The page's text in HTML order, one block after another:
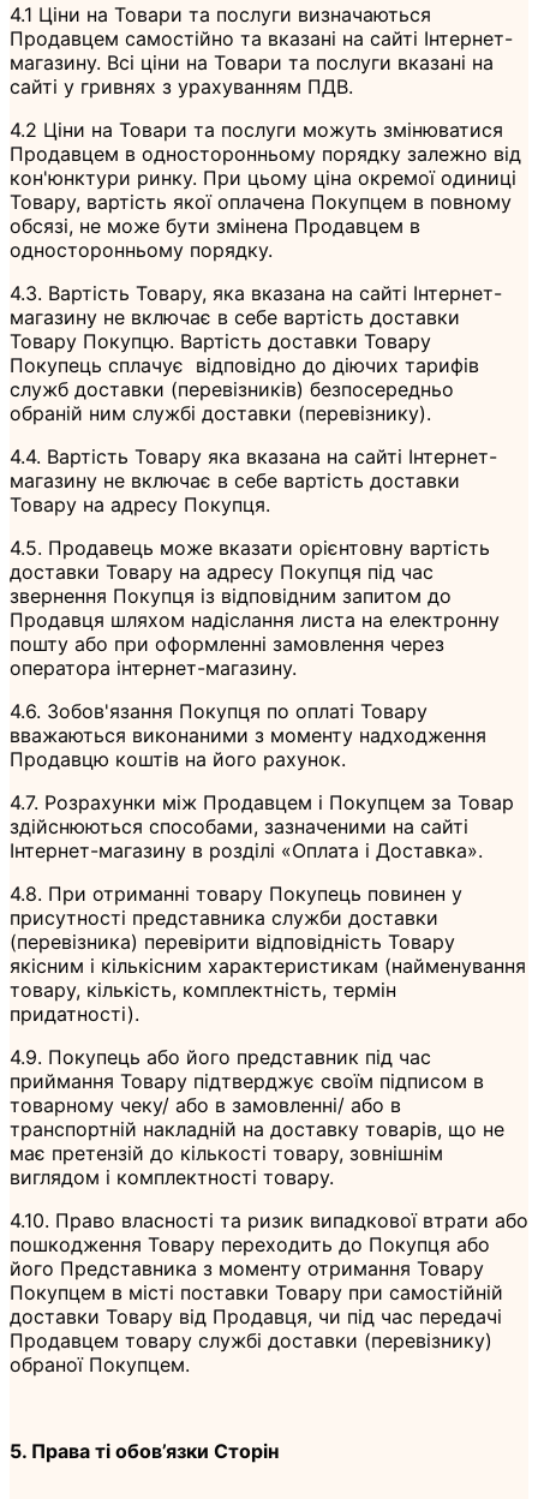
4.1 Ціни на Товари та послуги визначаються
Продавцем самостійно та вказані на сайті Інтернет-
магазину. Всі ціни на Товари та послуги вказані на
сайті у гривнях з урахуванням ПДВ.
4.2 Ціни на Товари та послуги можуть змінюватися
Продавцем в односторонньому порядку залежно від
кон'юнктури ринку. При цьому ціна окремої одиниці
Товару, вартість якої оплачена Покупцем в повному
обсязі, не може бути змінена Продавцем в
односторонньому порядку.
4.3. Вартість Товару, яка вказана на сайті Інтернет-
магазину не включає в себе вартість доставки
Товару Покупцю. Вартість доставки Товару
Покупець сплачує відповідно до діючих тарифів
служб доставки (перевізників) безпосередньо
обраній ним службі доставки (перевізнику).
4.4. Вартість Товару яка вказана на сайті Інтернет-
магазину не включає в себе вартість доставки
Товару на адресу Покупця.
4.5. Продавець може вказати орієнтовну вартість
доставки Товару на адресу Покупця під час
звернення Покупця із відповідним запитом до
Продавця шляхом надіслання листа на електронну
пошту або при оформленні замовлення через
оператора інтернет-магазину.
4.6. Зобов'язання Покупця по оплаті Товару
вважаються виконаними з моменту надходження
Продавцю коштів на його рахунок.
4.7. Розрахунки між Продавцем і Покупцем за Товар
здійснюються способами, зазначеними на сайті
Інтернет-магазину в розділі «Оплата і Доставка».
4.8. При отриманні товару Покупець повинен у
присутності представника служби доставки
(перевізника) перевірити відповідність Товару
якісним і кількісним характеристикам (найменування
товару, кількість, комплектність, термін
придатності).
4.9. Покупець або його представник під час
приймання Товару підтверджує своїм підписом в
товарному чеку/ або в замовленні/ або в
транспортній накладній на доставку товарів, що не
має претензій до кількості товару, зовнішнім
виглядом і комплектності товару.
4.10. Право власності та ризик випадкової втрати або
пошкодження Товару переходить до Покупця або
його Представника з моменту отримання Товару
Покупцем в місті поставки Товару при самостійній
доставки Товару від Продавця, чи під час передачі
Продавцем товару службі доставки (перевізнику)
обраної Покупцем.
5. Права ті обов’язки Сторін